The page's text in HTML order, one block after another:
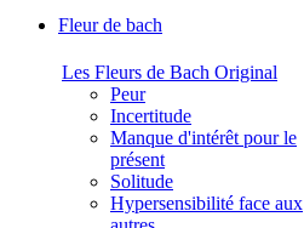
Fleur de bach
Les Fleurs de Bach Original
Peur
Incertitude
Manque d'intérêt pour le
présent
Solitude
Hypersensibilité face aux